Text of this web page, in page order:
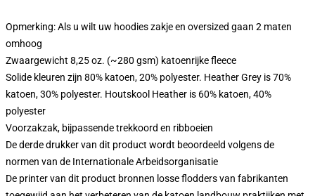
Opmerking: Als u wilt uw hoodies zakje en oversized gaan 2 maten
omhoog
Zwaargewicht 8,25 oz. (~280 gsm) katoenrijke fleece
Solide kleuren zijn 80% katoen, 20% polyester. Heather Grey is 70%
katoen, 30% polyester. Houtskool Heather is 60% katoen, 40%
polyester
Voorzakzak, bijpassende trekkoord en ribboeien
De derde drukker van dit product wordt beoordeeld volgens de
normen van de Internationale Arbeidsorganisatie
De printer van dit product bronnen losse flodders van fabrikanten